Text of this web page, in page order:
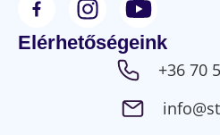
Elérhetőségeink
+36 70